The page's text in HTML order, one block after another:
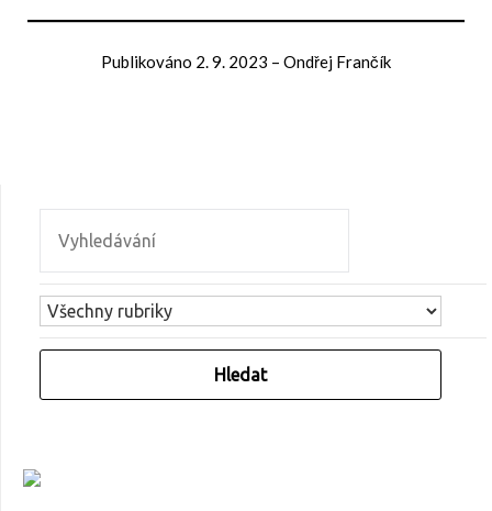
Publikováno 2. 9. 2023 – Ondřej Frančík